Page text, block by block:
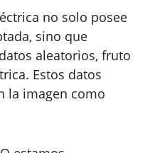
no solo posee
sino que
aleatorios, fruto
Estos datos
la imagen como